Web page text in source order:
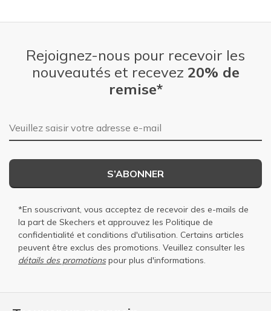
Rejoignez-nous pour recevoir les
nouveautés et recevez 20% de
remise*
Adresse e-mail
S’ABONNER
*En souscrivant, vous acceptez de recevoir des e-mails de
la part de Skechers et approuvez les Politique de
confidentialité et conditions d'utilisation. Certains articles
peuvent être exclus des promotions. Veuillez consulter les
détails des promotionspour plus d'informations.